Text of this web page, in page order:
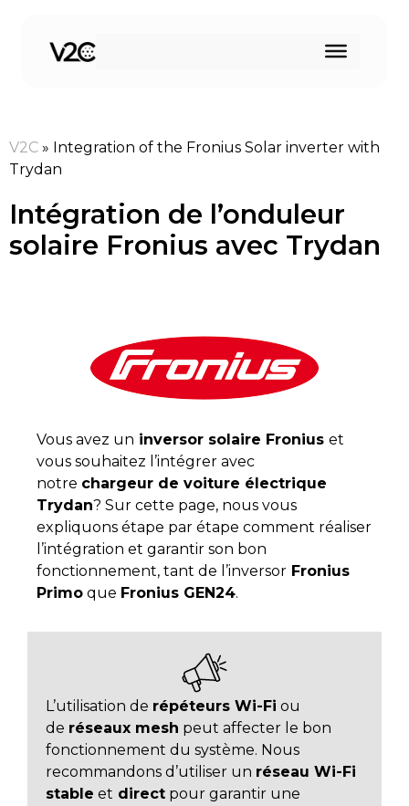
contenu
V2C » Integration of the Fronius Solar inverter with
Trydan
Intégration de l’onduleur
solaire Fronius avec Trydan
Vous avez un inversor solaire Fronius et
vous souhaitez l’intégrer avec
notre chargeur de voiture électrique
Trydan? Sur cette page, nous vous
expliquons étape par étape comment réaliser
l’intégration et garantir son bon
fonctionnement, tant de l’inversor Fronius
Primo que Fronius GEN24.
L’utilisation de répéteurs Wi-Fi ou
de réseaux mesh peut affecter le bon
fonctionnement du système. Nous
recommandons d’utiliser un réseau Wi-Fi
stable et direct pour garantir une